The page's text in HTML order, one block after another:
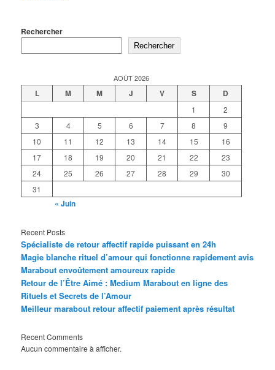
Rechercher
Rechercher
AOÛT 2026
L M M J V S D
1
2
3
4 5 6 7 8
9
10
11 12 13 14 15
16
17
18 19 20 21 22
23
24
25 26 27 28 29
30
31
« Juin
Recent Posts
Spécialiste de retour affectif rapide puissant en 24h
Magie blanche rituel d’amour qui fonctionne rapidement avis
Marabout envoûtement amoureux rapide
Retour de l’Être Aimé : Medium Marabout en ligne des
Rituels et Secrets de l’Amour
Meilleur marabout retour affectif paiement après résultat
Recent Comments
Aucun commentaire à afficher.